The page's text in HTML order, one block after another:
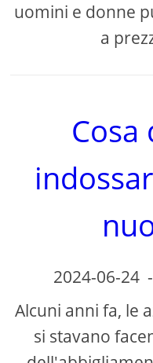
uomini e donne
a
Cosa
2024-06-24 -
Alcuni anni fa, le
si stavano